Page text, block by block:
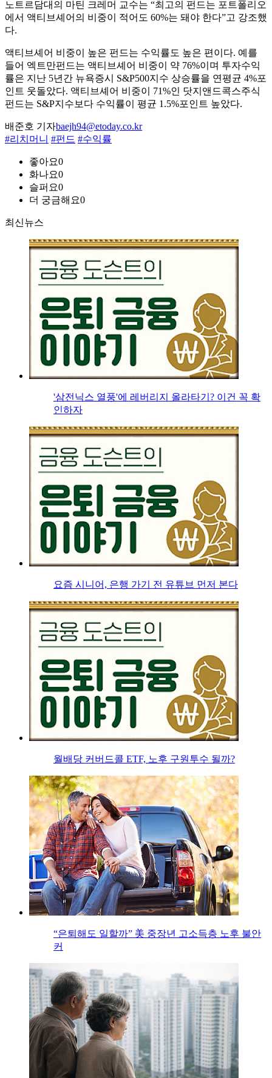
노트르담대의 마틴 크레머 교수는 “최고의 펀드는 포트폴리오
에서 액티브셰어의 비중이 적어도 60%는 돼야 한다”고 강조했
다.
액티브셰어 비중이 높은 펀드는 수익률도 높은 편이다. 예를
들어 엑트만펀드는 액티브셰어 비중이 약 76%이며 투자수익
률은 지난 5년간 뉴욕증시 S&P500지수 상승률을 연평균 4%포
인트 웃돌았다. 액티브셰어 비중이 71%인 닷지앤드콕스주식
펀드는 S&P지수보다 수익률이 평균 1.5%포인트 높았다.
배준호 기자baejh94@etoday.co.kr
#리치머니 #펀드 #수익률
좋아요0
화나요0
슬퍼요0
더 궁금해요0
최신뉴스
'삼전닉스 열풍'에 레버리지 올라타기? 이건 꼭 확
인하자
요즘 시니어, 은행 가기 전 유튜브 먼저 본다
월배당 커버드콜 ETF, 노후 구원투수 될까?
“은퇴해도 일할까” 美 중장년 고소득층 노후 불안
커